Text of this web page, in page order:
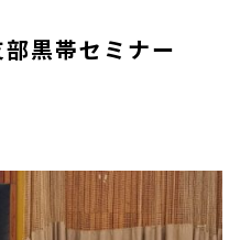
黒帯セミナー